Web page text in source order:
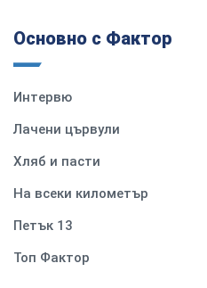
Основно с Фактор
Интервю
Лачени цървули
Хляб и пасти
На всеки километър
Петък 13
Топ Фактор